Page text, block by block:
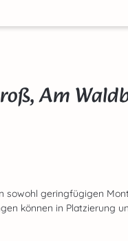
Am
sowohl geringfügigen
können in Platzierung